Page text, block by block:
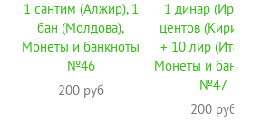
1 сантим (Алжир), 1
бан (Молдова),
Монеты и банкноты
№46
200 руб
1 динар (Ирак),
центов
+ 10 лир
Монеты и
№47
200 руб